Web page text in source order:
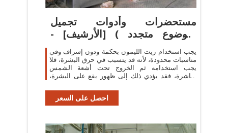
مستحضرات وأدوات تجميل
(موضوع متجدد ) [الأرشيف] -
يجب استخدام زيت الليمون بحكمة ودون إسراف وفي
مناسبات محدودة، لأنه قد يتسبب في حرق البشرة، فلا
يجب استخدامه ثم الخروج تحت أشعة الشمس
مباشرة، فقد يؤدي ذلك إلى ظهور بقع على البشرة،
احصل على السعر